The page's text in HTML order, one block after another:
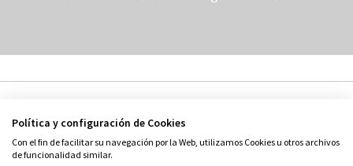
Política y configuración de Cookies
Con el fin de facilitar su navegación por la Web, utilizamos Cookies u otros archivos
de funcionalidad similar.